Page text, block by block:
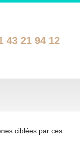
43 21 94 12
ciblées par ces